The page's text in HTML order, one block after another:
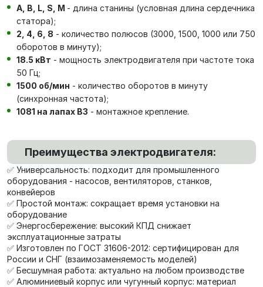
А, В, L, S, М - длина станины (условная длина сердечника
статора);
2, 4, 6, 8 - количество полюсов (3000, 1500, 1000 или 750
оборотов в минуту);
18.5 кВт - мощность электродвигателя при частоте тока
50 Гц;
1500 об/мин - количество оборотов в минуту
(синхронная частота);
1081 на лапах В3 - монтажное крепление.
Преимущества электродвигателя:
✅ Универсальность: подходит для промышленного
оборудования - насосов, вентиляторов, станков,
конвейеров
✅ Простой монтаж: сокращает время установки на
оборудование
✅ Энергосбережение: высокий КПД снижает
эксплуатационные затраты
✅ Изготовлен по ГОСТ 31606-2012: сертифицирован для
России и СНГ (взаимозаменяемость моделей)
✅ Бесшумная работа: актуально на любом производстве
✅ Алюминиевый корпус или чугунный корпус: материал